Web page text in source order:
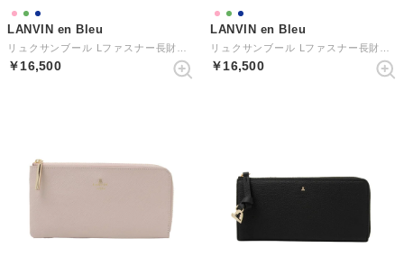
LANVIN en Bleu
￥16,500
LANVIN en Bleu
￥16,500